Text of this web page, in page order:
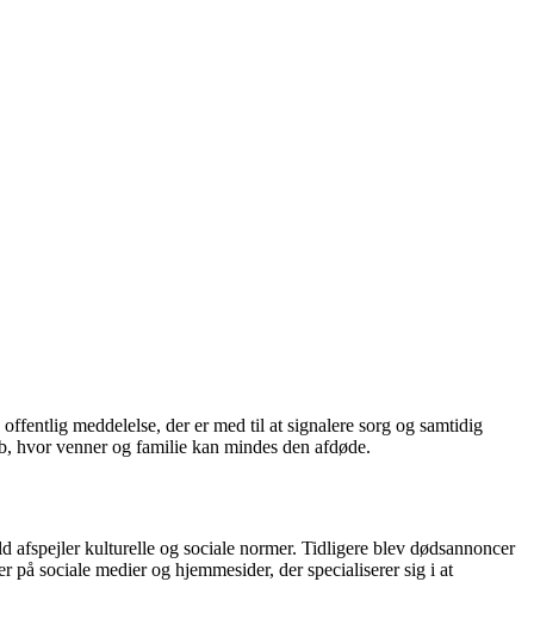
meddelelse, der er med til at signalere sorg og samtidig
hvor venner og familie kan mindes den afdøde.
afspejler kulturelle og sociale normer. Tidligere blev dødsannoncer
sociale medier og hjemmesider, der specialiserer sig i at